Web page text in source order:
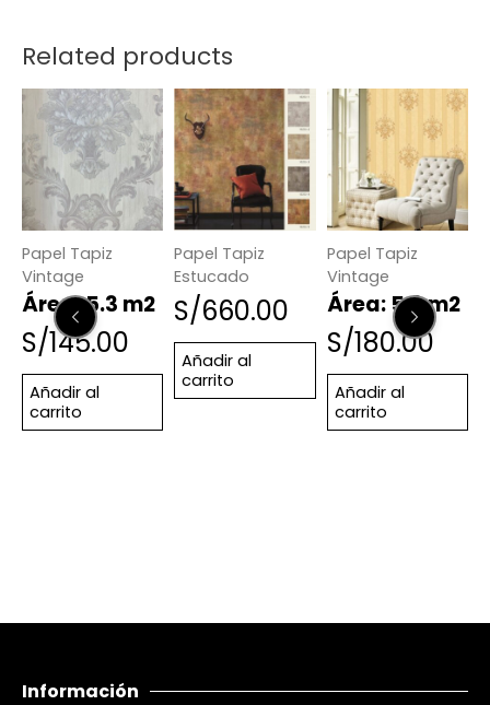
Related products
Papel Tapiz
Vintage
Área: 5.3 m2
S/145.00
Añadir al
carrito
Papel Tapiz
Estucado
S/660.00
Añadir al
carrito
Papel Tapiz
Vintage
Área: 5.3 m2
S/180.00
Añadir al
carrito
Información